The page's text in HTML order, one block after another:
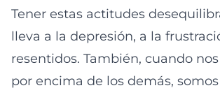
Tener estas actitudes
lleva a la depresión, a la
resentidos. También, cuando
por encima de los demás,